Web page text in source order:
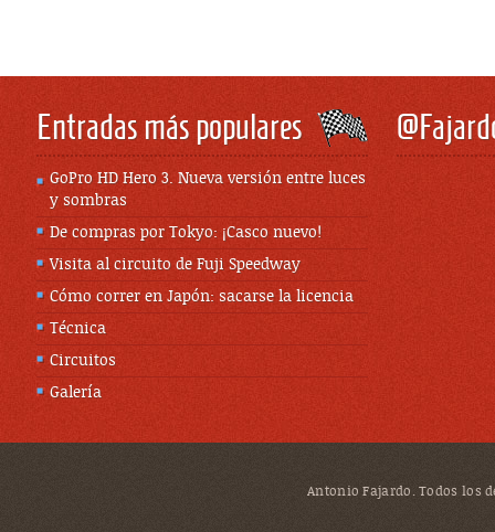
Entradas más populares
GoPro HD Hero 3. Nueva versión entre luces
y sombras
De compras por Tokyo: ¡Casco nuevo!
Visita al circuito de Fuji Speedway
Cómo correr en Japón: sacarse la licencia
Técnica
Circuitos
Galería
Antonio Fajardo. Todos los